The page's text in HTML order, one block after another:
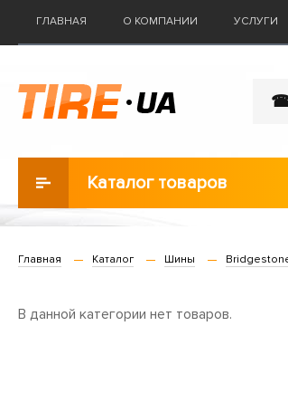
ГЛАВНАЯ О КОМПАНИИ УСЛУГИ
☎
Каталог товаров
Главная Каталог Шины
В данной категории нет товаров.